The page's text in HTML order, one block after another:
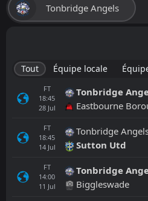
Tonbridge Angels
Tout Équipe locale
FT
18:45
28 Jul
Tonbridge
Eastbourne
FT
18:45
14 Jul
Tonbridge
Sutton Utd
FT
14:00
11 Jul
Tonbridge
Biggleswade